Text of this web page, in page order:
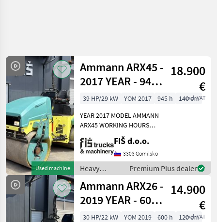
Used machine
Ammann ARX45 -
2017 YEAR - 945
WORKING
18.900
€
excl. VAT
39 HP/29 kW YOM 2017 945 h
140 cm
YEAR 2017 MODEL AMMANN
ARX45 WORKING HOURS
945 ENGINE DIESEL YANMAR
- 29.6kW WEIGHT 4650kg
ROLLER WIDTH 140cm
LIGHTS WATER SPRINKLER
SYSTEM 3 VIBRATION MOD
FIŠ d.o.o.
3303 Gomilsko
Heavy
equipment/
construction
machines /
Ammann
Premium Plus dealer
Ammann ARX26 -
2019 YEAR - 600
WORKING
14.900
€
excl. VAT
30 HP/22 kW YOM 2019 600 h
120 cm